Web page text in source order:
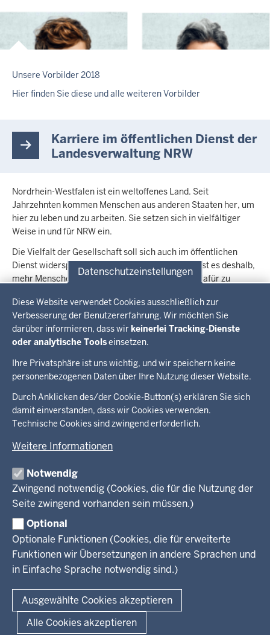
Datenschutzeinstellungen
Diese Website verwendet Cookies ausschließlich zur
Verbesserung der Benutzererfahrung. Wir möchten Sie
darüber informieren, dass wirkeinerlei Tracking-Dienste
oder analytische Toolseinsetzen.
Ihre Privatsphäre ist uns wichtig, und wir speichern keine
personenbezogenen Daten über Ihre Nutzung dieser Website.
Durch Anklicken des/der Cookie-Button(s) erklären Sie sich
damit einverstanden, dass wir Cookies verwenden.
Technische Cookies sind zwingend erforderlich.
Weitere Informationen
Notwendig
Zwingend notwendig (Cookies, die für die Nutzung der
Seite zwingend vorhanden sein müssen.)
Optional
Optionale Funktionen (Cookies, die für erweiterte
Funktionen wir Übersetzungen in andere Sprachen und
in Einfache Sprache notwendig sind.)
Ausgewählte Cookies akzeptieren
Alle Cookies akzeptieren
Unsere Vorbilder 2018
Hier finden Sie diese und alle weiteren Vorbilder
Karriere im öffentlichen Dienst der
Landesverwaltung NRW
Nordrhein-Westfalen ist ein weltoffenes Land. Seit
Jahrzehnten kommen Menschen aus anderen Staaten her, um
hier zu leben und zu arbeiten. Sie setzen sich in vielfältiger
Weise in und für NRW ein.
Die Vielfalt der Gesellschaft soll sich auch im öffentlichen
Dienst widerspiegeln. Ziel der Landesregierung ist es deshalb,
mehr Menschen mit Einwanderungsgeschichte dafür zu
Aus diesem Grund hat die Landesregierung die Kampagne „Du
machst den Unterschied“ gestartet.Hierfinden Sie weitere
Infos.
Zum Karriereportal NRW
Inhalte
Im Überblick
Inhalt
in
der
Fußzeile
Menü
Ministerium
Kinder
Jugend
Familie
LSBTIQ*
Gleichstellung
Presse
Pressemitteilungen
Pressekontakt
Fotos
RSS-Feeds
Broschürenservice
Bibliothek
Newsletter
Geschützter Kontakt
Landesportal NRW
Anfahrt
#WTFuture
Fußzeile
Seitenübersicht Kontakt Datenschutz